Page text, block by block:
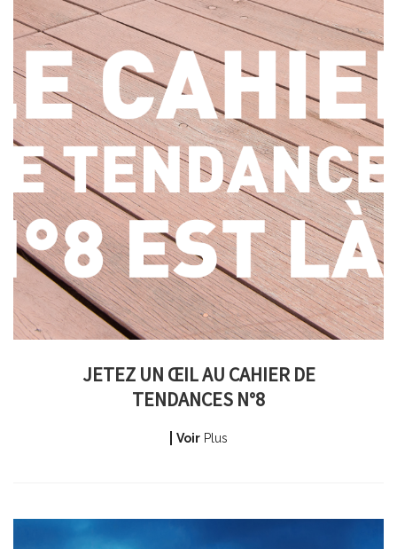
JETEZ UN ŒIL AU CAHIER DE
TENDANCES N°8
VoirPlus